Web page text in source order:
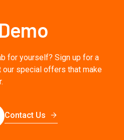
for yourself? Sign up for a
our special offers that make
Contact Us